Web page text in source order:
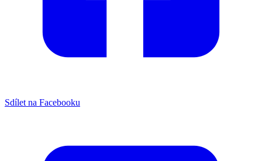
Sdílet na Facebooku